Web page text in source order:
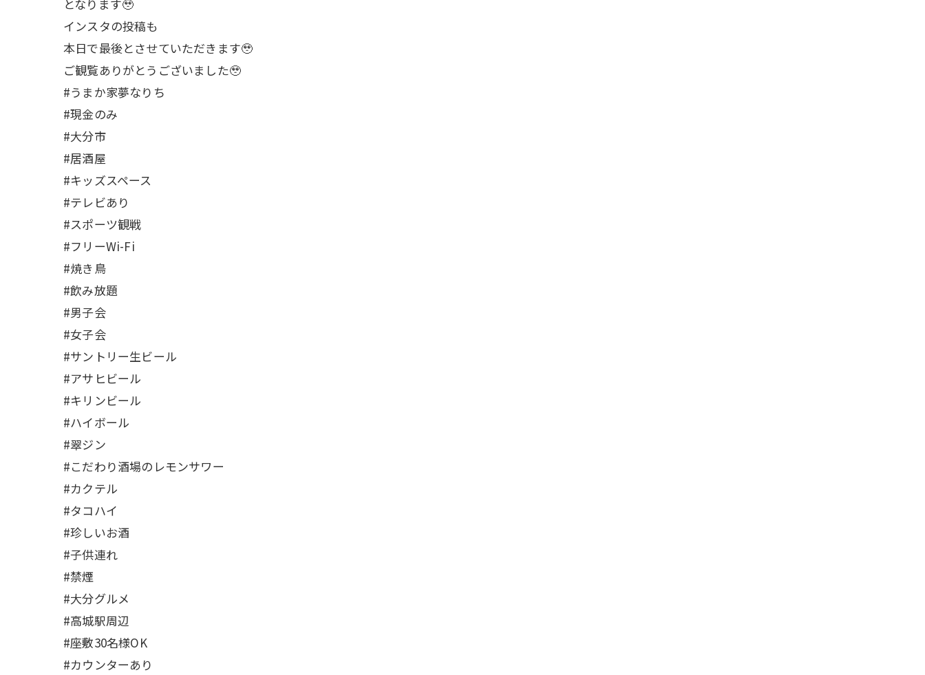
となります🥹
インスタの投稿も
本日で最後とさせていただきます🥹
ご観覧ありがとうございました🥹
#うまか家夢なりち
#現金のみ
#大分市
#居酒屋
#キッズスペース
#テレビあり
#スポーツ観戦
#フリーWi-Fi
#焼き鳥
#飲み放題
#男子会
#女子会
#サントリー生ビール
#アサヒビール
#キリンビール
#ハイボール
#翠ジン
#こだわり酒場のレモンサワー
#カクテル
#タコハイ
#珍しいお酒
#子供連れ
#禁煙
#大分グルメ
#高城駅周辺
#座敷30名様OK
#カウンターあり